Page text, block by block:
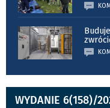
WYDANIE 6(158)/